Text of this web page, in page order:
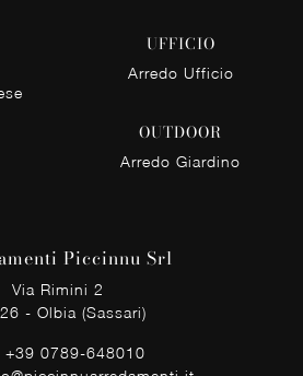
UFFICIO
Arredo Ufficio
OUTDOOR
Arredo Giardino
Piccinnu Srl
Via Rimini 2
- Olbia (Sassari)
+39 0789-648010